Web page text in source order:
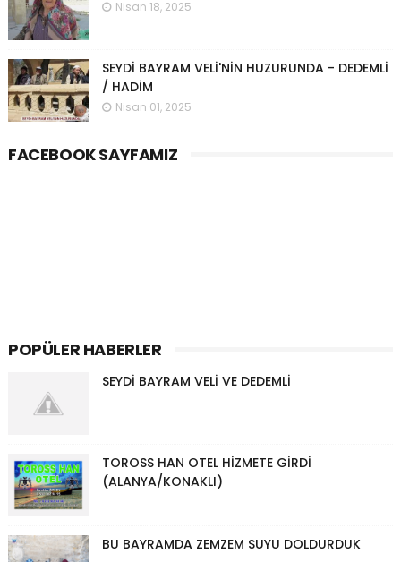
Nisan 18, 2025
SEYDİ BAYRAM VELİ'NİN HUZURUNDA - DEDEMLİ
/ HADİM
Nisan 01, 2025
FACEBOOK SAYFAMIZ
POPÜLER HABERLER
SEYDİ BAYRAM VELİ VE DEDEMLİ
TOROSS HAN OTEL HİZMETE GİRDİ
(ALANYA/KONAKLI)
BU BAYRAMDA ZEMZEM SUYU DOLDURDUK